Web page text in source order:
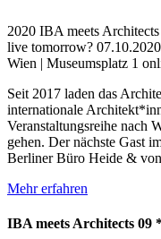
2020 IBA meets Architects
live tomorrow?
Wien | Museumsplatz 1
Seit 2017 laden das
internationale
Veranstaltungsreihe nach
gehen. Der nächste Gast
Berliner Büro Heide &
Mehr erfahren
IBA meets Architects 09